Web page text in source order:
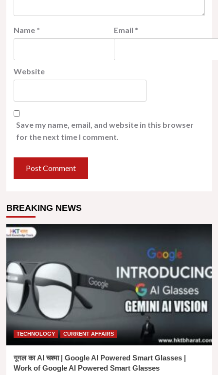
Name * Email *
Website
Save my name, email, and website in this browser
for the next time I comment.
BREAKING NEWS
TECHNOLOGY CURRENT AFFAIRS
गूगल का AI चश्मा | Google AI Powered Smart Glasses |
Work of Google AI Powered Smart Glasses